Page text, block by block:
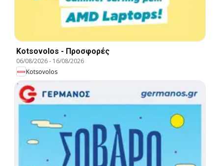
Kotsovolos - Προσφορές
06/08/2026- 16/08/2026
Kotsovolos